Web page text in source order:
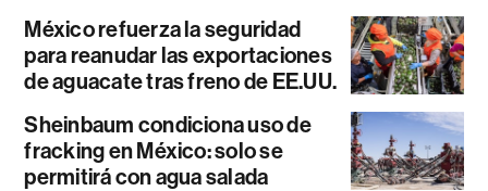
México refuerza la seguridad
para reanudar las exportaciones
de aguacate tras freno de EE.UU.
Sheinbaum condiciona uso de
fracking en México: solo se
permitirá con agua salada